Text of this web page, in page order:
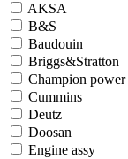
AKSA
B&S
Baudouin
Briggs&Stratton
Champion power
Cummins
Deutz
Doosan
Engine assy